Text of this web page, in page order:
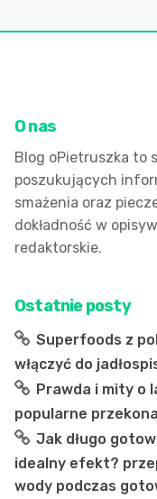
O nas
Blog oPietruszka to
poszukujących
smażenia oraz
dokładność w
redaktorskie.
Ostatnie posty
Superfoods z
włączyć do
Prawda i mity o
popularne
Jak długo
idealny efekt?
wody podczas